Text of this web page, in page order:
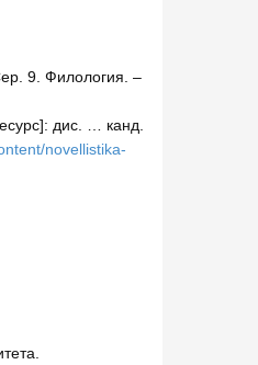
9. Филология. –
дис. … канд.
novellistika-